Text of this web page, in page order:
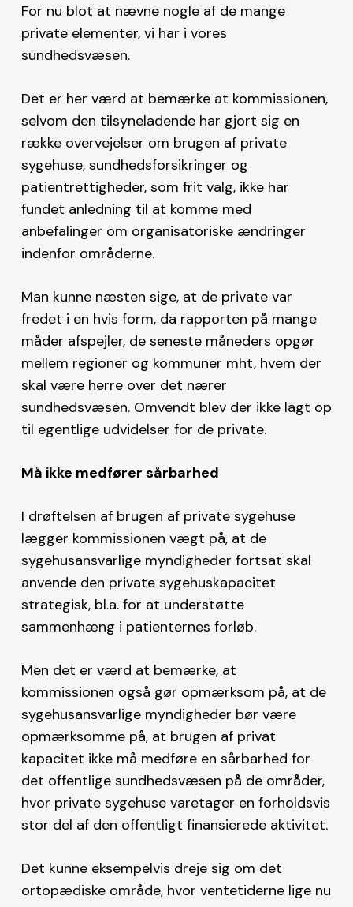
For nu blot at nævne nogle af de mange
private elementer, vi har i vores
sundhedsvæsen.
Det er her værd at bemærke at kommissionen,
selvom den tilsyneladende har gjort sig en
række overvejelser om brugen af private
sygehuse, sundhedsforsikringer og
patientrettigheder, som frit valg, ikke har
fundet anledning til at komme med
anbefalinger om organisatoriske ændringer
indenfor områderne.
Man kunne næsten sige, at de private var
fredet i en hvis form, da rapporten på mange
måder afspejler, de seneste måneders opgør
mellem regioner og kommuner mht, hvem der
skal være herre over det nærer
sundhedsvæsen. Omvendt blev der ikke lagt op
til egentlige udvidelser for de private.
Må ikke medfører sårbarhed
I drøftelsen af brugen af private sygehuse
lægger kommissionen vægt på, at de
sygehusansvarlige myndigheder fortsat skal
anvende den private sygehuskapacitet
strategisk, bl.a. for at understøtte
sammenhæng i patienternes forløb.
Men det er værd at bemærke, at
kommissionen også gør opmærksom på, at de
sygehusansvarlige myndigheder bør være
opmærksomme på, at brugen af privat
kapacitet ikke må medføre en sårbarhed for
det offentlige sundhedsvæsen på de områder,
hvor private sygehuse varetager en forholdsvis
stor del af den offentligt finansierede aktivitet.
Det kunne eksempelvis dreje sig om det
ortopædiske område, hvor ventetiderne lige nu